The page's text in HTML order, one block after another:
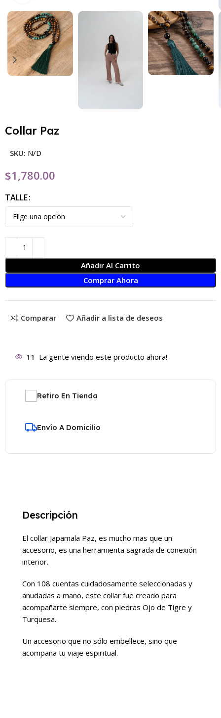
Collar Paz
SKU: N/D
$1,780.00
TALLE
Añadir Al Carrito
Comprar Ahora
Comparar Añadir a lista de deseos
11 La gente viendo este producto ahora!
Retiro En Tienda
Envío A Domicilio
Descripción
El collar Japamala Paz, es mucho mas que un
accesorio, es una herramienta sagrada de conexión
interior.
Con 108 cuentas cuidadosamente seleccionadas y
anudadas a mano, este collar fue creado para
acompañarte siempre, con piedras Ojo de Tigre y
Turquesa.
Un accesorio que no sólo embellece, sino que
acompaña tu viaje espiritual.